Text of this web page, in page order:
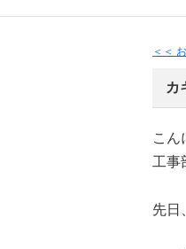
＜＜
カ
こん
工事
先日